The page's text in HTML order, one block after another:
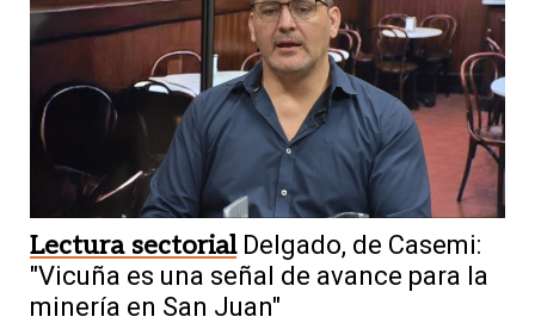
Lectura sectorial Delgado, de Casemi:
"Vicuña es una señal de avance para la
minería en San Juan"